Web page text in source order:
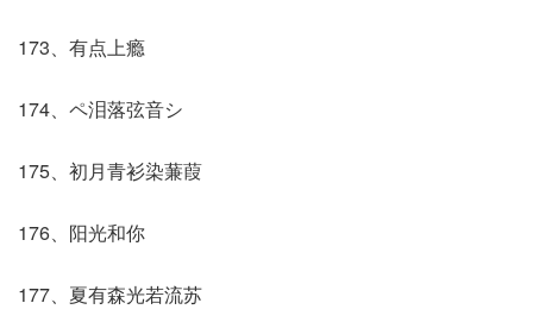
173、有点上瘾
174、ペ泪落弦音シ
175、初月青衫染蒹葭
176、阳光和你
177、夏有森光若流苏